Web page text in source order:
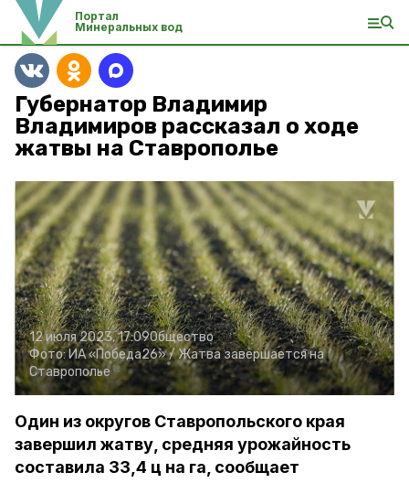
Портал
Минеральных вод
Губернатор Владимир
Владимиров рассказал о ходе
жатвы на Ставрополье
12 июля 2023, 17:09Общество
Фото:ИА «Победа26» /Жатва завершается на
Ставрополье
Один из округов Ставропольского края
завершил жатву, средняя урожайность
составила 33,4 ц на га, сообщает